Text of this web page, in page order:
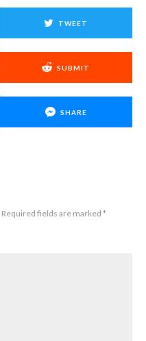
TWEET
SUBMIT
SHARE
Required fields are marked *